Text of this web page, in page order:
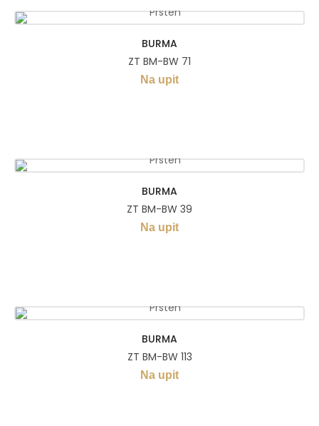
BURMA
ZT BM-BW 71
Na upit
BURMA
ZT BM-BW 39
Na upit
BURMA
ZT BM-BW 113
Na upit